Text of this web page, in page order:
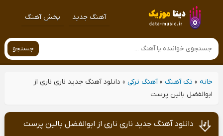
آهنگ جدید پخش آهنگ
جستجو
خانه» تک آهنگ »آهنگ ترکی» دانلود آهنگ جدید ناری ناری از
ابوالفضل بالین پرست
دانلود آهنگ جدید ناری ناری از ابوالفضل بالین پرست